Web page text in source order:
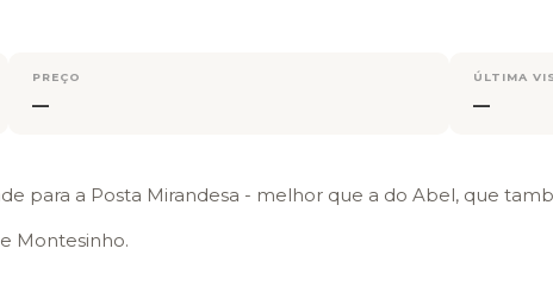
PREÇO
—
ÚLTIMA
—
para a Posta Mirandesa - melhor que a do Abel, que
Montesinho.